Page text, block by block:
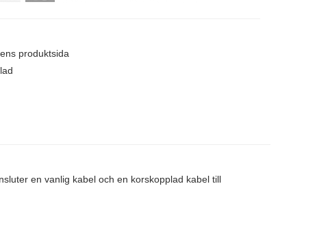
produktsida
en vanlig kabel och en korskopplad kabel till